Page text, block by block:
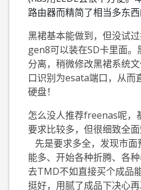
路由器而精简了相当多东
黑裙基本能做到，但没试
gen8可以装在SD卡里面
分离，稍微修改黑裙系统
口识别为esata端口，从而
硬盘！
怎么没人推荐freenas呢，
要求比较多，但很细致全
先是要求多全，发现市
能多、开始各种折腾、各
去TMD不如直接买个成品
挺好，用腻了成品下决心